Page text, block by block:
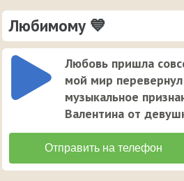
Любимому 💙
Любовь пришла
мой мир
музыкальное
Валентина от